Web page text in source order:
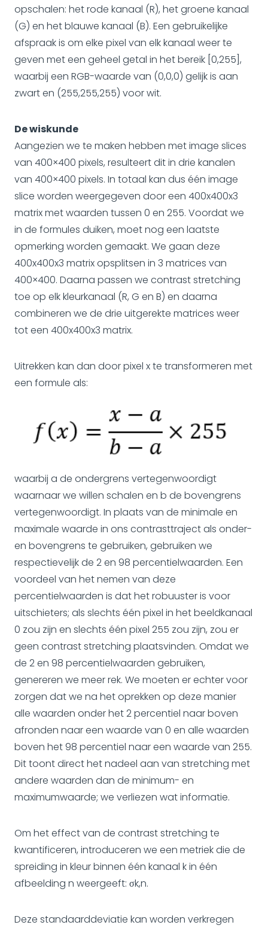
opschalen: het rode kanaal (R), het groene kanaal
(G) en het blauwe kanaal (B). Een gebruikelijke
afspraak is om elke pixel van elk kanaal weer te
geven met een geheel getal in het bereik [0,255],
waarbij een RGB-waarde van (0,0,0) gelijk is aan
zwart en (255,255,255) voor wit.
De wiskunde
Aangezien we te maken hebben met image slices
van 400×400 pixels, resulteert dit in drie kanalen
van 400×400 pixels. In totaal kan dus één image
slice worden weergegeven door een 400x400x3
matrix met waarden tussen 0 en 255. Voordat we
in de formules duiken, moet nog een laatste
opmerking worden gemaakt. We gaan deze
400x400x3 matrix opsplitsen in 3 matrices van
400×400. Daarna passen we contrast stretching
toe op elk kleurkanaal (R, G en B) en daarna
combineren we de drie uitgerekte matrices weer
tot een 400x400x3 matrix.
Uitrekken kan dan door pixel x te transformeren met
een formule als:
waarbij a de ondergrens vertegenwoordigt
waarnaar we willen schalen en b de bovengrens
vertegenwoordigt. In plaats van de minimale en
maximale waarde in ons contrasttraject als onder-
en bovengrens te gebruiken, gebruiken we
respectievelijk de 2 en 98 percentielwaarden. Een
voordeel van het nemen van deze
percentielwaarden is dat het robuuster is voor
uitschieters; als slechts één pixel in het beeldkanaal
0 zou zijn en slechts één pixel 255 zou zijn, zou er
geen contrast stretching plaatsvinden. Omdat we
de 2 en 98 percentielwaarden gebruiken,
genereren we meer rek. We moeten er echter voor
zorgen dat we na het oprekken op deze manier
alle waarden onder het 2 percentiel naar boven
afronden naar een waarde van 0 en alle waarden
boven het 98 percentiel naar een waarde van 255.
Dit toont direct het nadeel aan van stretching met
andere waarden dan de minimum- en
maximumwaarde; we verliezen wat informatie.
Om het effect van de contrast stretching te
kwantificeren, introduceren we een metriek die de
spreiding in kleur binnen één kanaal k in één
afbeelding n weergeeft: σk,n.
Deze standaarddeviatie kan worden verkregen